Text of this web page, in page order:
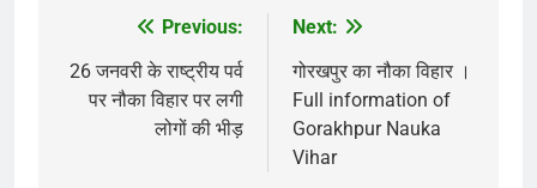
navigation
Previous:
26 जनवरी के राष्ट्रीय पर्व
पर नौका विहार पर लगी
लोगों की भीड़
Next:
गोरखपुर का नौका विहार ।
Full information of
Gorakhpur Nauka
Vihar